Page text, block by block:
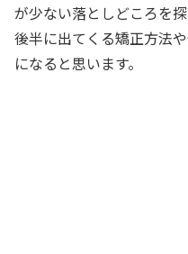
が少ない落としどころを
後半に出てくる矯正方法
になると思います。